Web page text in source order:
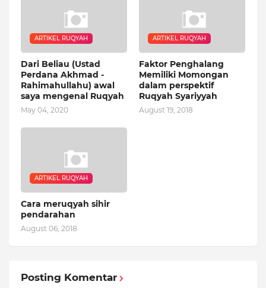
ARTIKEL RUQYAH
Dari Beliau (Ustad
Perdana Akhmad -
Rahimahullahu) awal
saya mengenal Ruqyah
May 04, 2020
ARTIKEL RUQYAH
Faktor Penghalang
Memiliki Momongan
dalam perspektif
Ruqyah Syariyyah
August 19, 2018
ARTIKEL RUQYAH
Cara meruqyah sihir
pendarahan
August 06, 2018
Posting Komentar